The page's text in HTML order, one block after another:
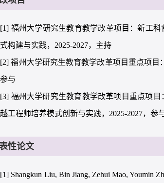
[1] 福州大学研究生教育教学改革项目：新工
构建与实践，2025-2027，主持
[2] 福州大学研究生教育教学改革项目重点项目
与
[3] 福州大学研究生教育教学改革项目重点项
工程师培养模式创新与实践，2025-2027，参
性论文
[1] Shangkun Liu, Bin Jiang, Zehui Mao, Youmin